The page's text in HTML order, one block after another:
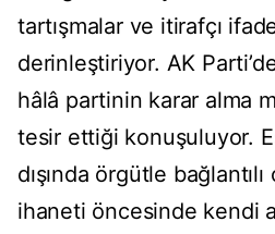
tartışmalar ve itirafçı
derinleştiriyor. AK
hâlâ partinin karar alma
tesir ettiği konuşuluyor.
dışında örgütle
ihaneti öncesinde kendi